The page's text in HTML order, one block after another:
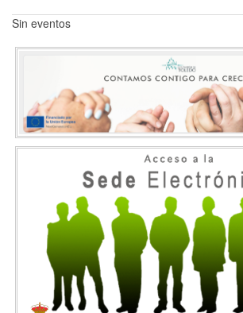
Sin eventos